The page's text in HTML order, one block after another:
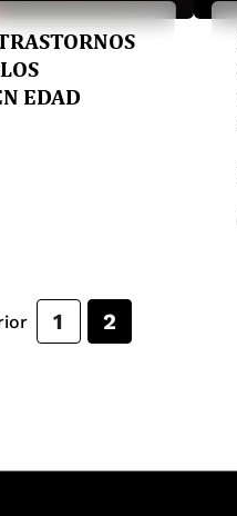
EDAD
1 2